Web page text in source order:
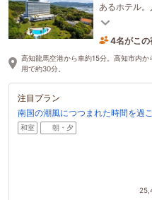
あるホテル
場に、最寄
4名がこの
4時間前
高知龍馬空港から車約15分。高知市内
用で約30分。
注目プラン
南国の潮風につつまれた時間を
和室 朝・夕